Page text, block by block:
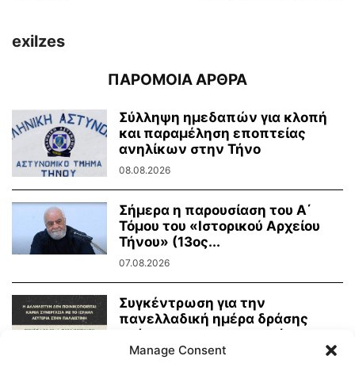
exilzes
ΠΑΡΟΜΟΙΑ ΑΡΘΡΑ
Σύλληψη ημεδαπών για κλοπή
και παραμέληση εποπτείας
ανηλίκων στην Τήνο
08.08.2026
Σήμερα η παρουσίαση του Α΄
Τόμου του «Ιστορικού Αρχείου
Τήνου» (13ος...
07.08.2026
Συγκέντρωση για την
πανελλαδική ημέρα δράσης
ενάντια στην γενοκτονία στην
Παλαιστίνη
Manage Consent